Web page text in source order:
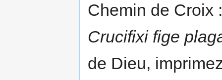
Chemin de Croix
Crucifixi fige
de Dieu,